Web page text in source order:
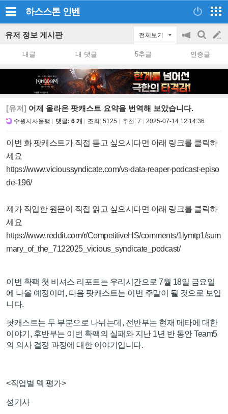
하스스톤 인벤
유저 정보 게시판 전체보기
공
on/off
검
색
글
쓰
내글 내 댓글 5추글 인증글
[유저] 어제 올라온 팟캐스트 요약을 번역해 보았습니다.
수원시사울팽 댓글: 6 개 조회: 5125 추천: 7 2025-07-14 12:14:36
이번 화 팟캐스트가 직접 듣고 싶으시다면 아래 링크를 클릭하
세요
https://www.vicioussyndicate.com/vs-data-reaper-podcast-episo
de-196/
제가 작업한 원문이 직접 읽고 싶으시다면 아래 링크를 클릭하
세요
https://www.reddit.com/r/CompetitiveHS/comments/1lymtp1/sum
mary_of_the_7122025_vicious_syndicate_podcast/
이번 확팩 첫 비셔스 리포트는 우리시간으로 7월 18일 금요일
에 나올 예정이며, 다음 팟캐스트는 이번 주말이 될 것으로 보입
니다.
팟캐스트는 두 부분으로 나뉘는데, 전반부는 현재 메타에 대한
이야기, 후반부는 이번 확팩의 실패와 지난 1년 반 동안 Team5
의 의사 결정 과정에 대한 이야기입니다.
<직업별 덱 평가>
성기사